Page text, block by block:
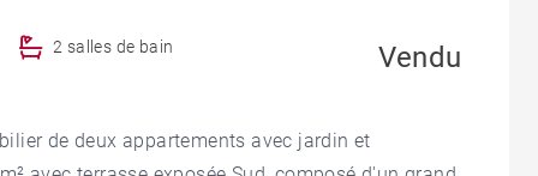
2 salles de bain Vendu
de deux appartements avec jardin et